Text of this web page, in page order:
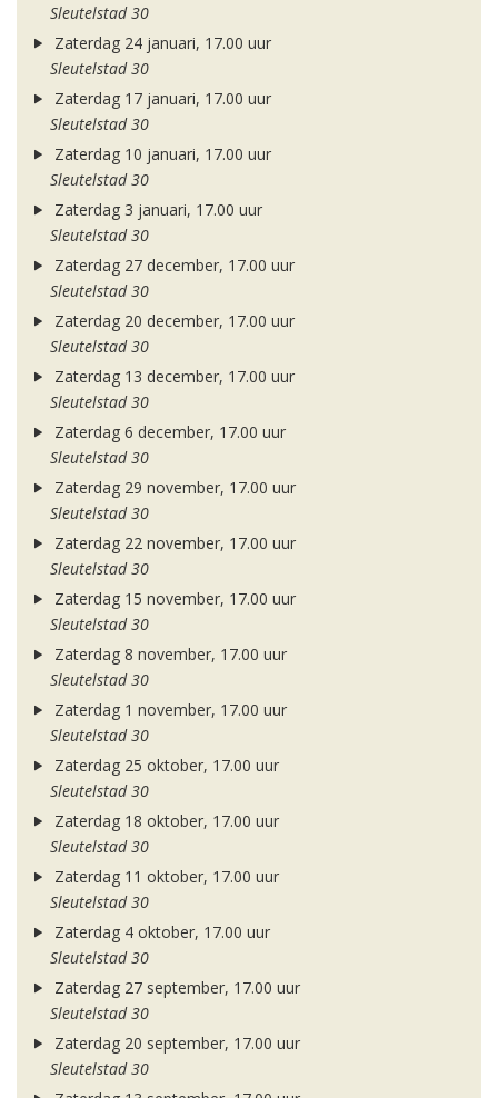
Sleutelstad 30
Zaterdag 24 januari, 17.00 uur
Sleutelstad 30
Zaterdag 17 januari, 17.00 uur
Sleutelstad 30
Zaterdag 10 januari, 17.00 uur
Sleutelstad 30
Zaterdag 3 januari, 17.00 uur
Sleutelstad 30
Zaterdag 27 december, 17.00 uur
Sleutelstad 30
Zaterdag 20 december, 17.00 uur
Sleutelstad 30
Zaterdag 13 december, 17.00 uur
Sleutelstad 30
Zaterdag 6 december, 17.00 uur
Sleutelstad 30
Zaterdag 29 november, 17.00 uur
Sleutelstad 30
Zaterdag 22 november, 17.00 uur
Sleutelstad 30
Zaterdag 15 november, 17.00 uur
Sleutelstad 30
Zaterdag 8 november, 17.00 uur
Sleutelstad 30
Zaterdag 1 november, 17.00 uur
Sleutelstad 30
Zaterdag 25 oktober, 17.00 uur
Sleutelstad 30
Zaterdag 18 oktober, 17.00 uur
Sleutelstad 30
Zaterdag 11 oktober, 17.00 uur
Sleutelstad 30
Zaterdag 4 oktober, 17.00 uur
Sleutelstad 30
Zaterdag 27 september, 17.00 uur
Sleutelstad 30
Zaterdag 20 september, 17.00 uur
Sleutelstad 30